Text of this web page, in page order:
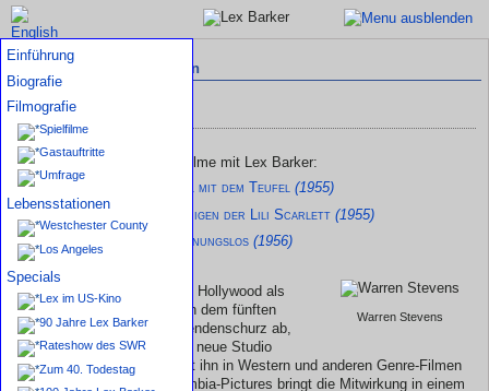
Einführung
Biografie
Filmografie
Spielfilme
Gastauftritte
Umfrage
Lebensstationen
Westchester County
Los Angeles
Specials
Lex im US-Kino
90 Jahre Lex Barker
Rateshow des SWR
Zum 40. Todestag
Interviews mit Weggefährten
Warren Stevens
Warren Stevens — seine Filme mit Lex Barker:
Duell mit dem Teufel (1955)
Die Intrigen der Lili Scarlett (1955)
Frankie Edare in
Schonungslos (1956)
Warren Stevens
Nach seinem Durchbruch in Hollywood als
Tarzan
legt Lex Barker nach dem fünften
Dschungelabenteuer den Lendenschurz ab,
und spielt neue Rollen. Das neue Studio
Universal International setzt ihn in Western und anderen Genre-Filmen
ein, der Abstecher zu Columbia-Pictures bringt die Mitwirkung in einem